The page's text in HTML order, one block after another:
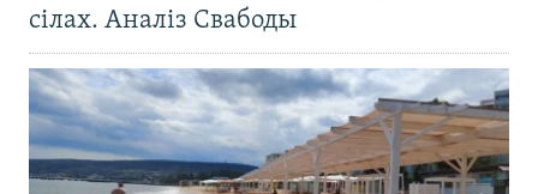
сілах. Аналіз Свабоды